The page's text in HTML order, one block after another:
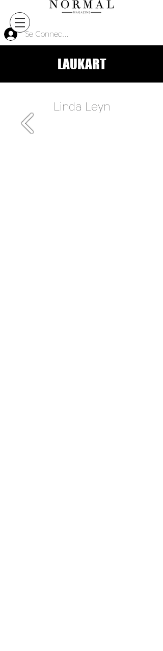
Se Connecter
LAUKART
Linda Leyn